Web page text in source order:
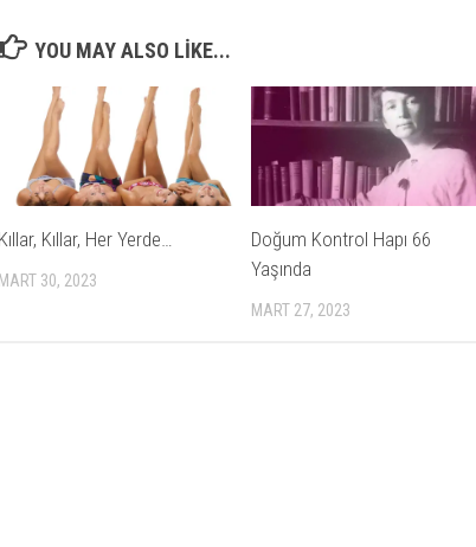
YOU MAY ALSO LIKE...
Kıllar, Kıllar, Her Yerde…
MART 30, 2023
Doğum Kontrol Hapı 66
Yaşında
MART 27, 2023